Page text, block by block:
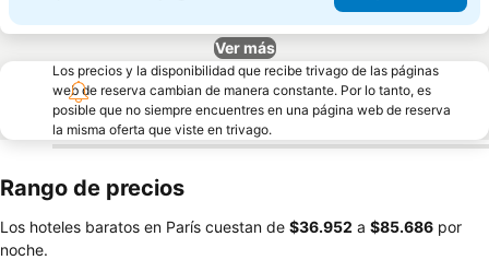
Ver más
Los precios y la disponibilidad que recibe trivago de las páginas
web de reserva cambian de manera constante. Por lo tanto, es
posible que no siempre encuentres en una página web de reserva
la misma oferta que viste en trivago.
Rango de precios
Los hoteles baratos en París cuestan de ‎$36.952 a ‎$85.686 por
noche.